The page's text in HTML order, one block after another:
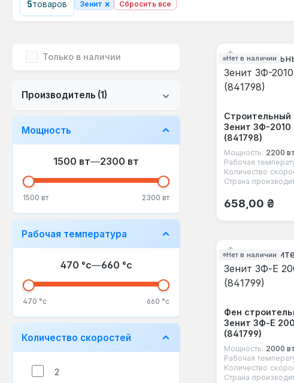
5товаров Зенит × Сбросить все
Только в наличии
Производитель (1)
Мощность
1500 вт—2300 вт
1500 вт 2300 вт
Рабочая температура
470 °с—660 °с
470 °с 660 °с
Количество скоростей
2
Нет в наличии
Строительный
Зенит ЗФ-2010
(841798)
Мощность: 2200
Рабочая
Количество
Страна
Обычная цена:
658,00 ₴
Нет в наличии
Фен
Зенит ЗФ-Е
(841799)
Мощность: 2000
Рабочая
Количество
Страна